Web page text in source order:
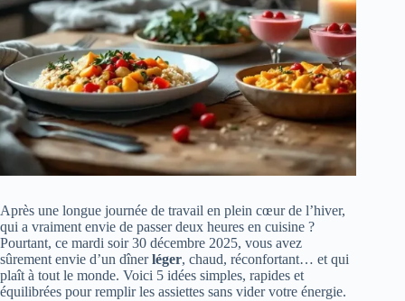
Après une longue journée de travail en plein cœur de l’hiver,
qui a vraiment envie de passer deux heures en cuisine ?
Pourtant, ce mardi soir 30 décembre 2025, vous avez
sûrement envie d’un dînerléger, chaud, réconfortant… et qui
plaît à tout le monde. Voici 5 idées simples, rapides et
équilibrées pour remplir les assiettes sans vider votre énergie.